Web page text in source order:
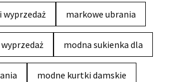
wyprzedaż markowe ubrania
modna sukienka dla
modne kurtki damskie